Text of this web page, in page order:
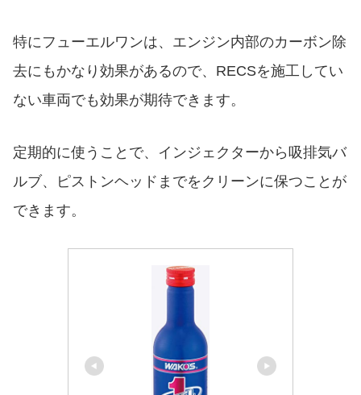
特にフューエルワンは、エンジン内部のカーボン除
去にもかなり効果があるので、RECSを施工してい
ない車両でも効果が期待できます。
定期的に使うことで、インジェクターから吸排気バ
ルブ、ピストンヘッドまでをクリーンに保つことが
できます。